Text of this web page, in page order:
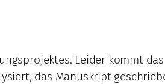
Leider kommt
das Manuskript